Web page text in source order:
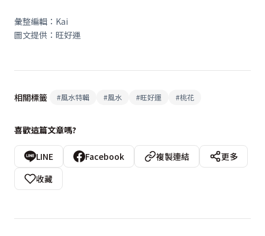
彙整編輯：Kai
圖文提供：旺好運
相關標籤 #風水特輯 #風水 #旺好運 #桃花
喜歡這篇文章嗎?
LINE Facebook 複製連結
更多
收藏